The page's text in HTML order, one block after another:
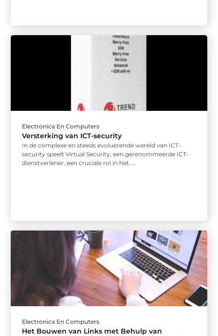
Electronica En Computers
Versterking van ICT-security
In de complexe en steeds evoluerende wereld van ICT-
security speelt Virtual Security, een gerenommeerde ICT-
dienstverlener, een cruciale rol in het ...
Electronica En Computers
Het Bouwen van Links met Behulp van